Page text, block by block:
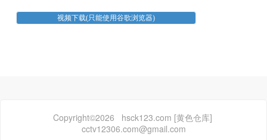
Copyright©2026 hsck123.com [黄色仓库]
cctv12306.com@gmail.com